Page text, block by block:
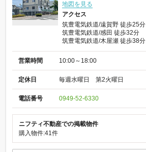
地図を見る
アクセス
筑豊電気鉄道/遠賀野 徒歩25分
筑豊電気鉄道/感田 徒歩32分
筑豊電気鉄道/木屋瀬 徒歩38分
営業時間 10:00～18:00
定休日 毎週水曜日 第2火曜日
電話番号 0949-52-6330
ニフティ不動産での掲載物件
購入物件:41件